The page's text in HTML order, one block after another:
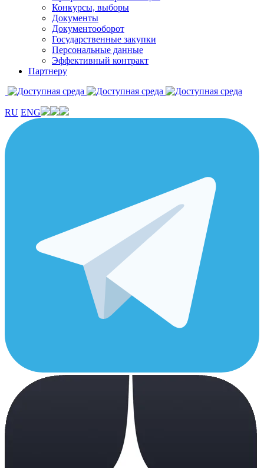
Конкурсы, выборы
Документы
Документооборот
Государственные закупки
Персональные данные
Эффективный контракт
Партнеру
RU ENG